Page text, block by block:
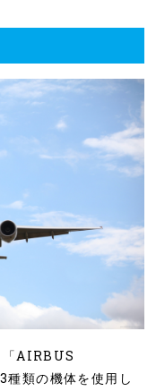
「AIRBUS
類の機体を使用し